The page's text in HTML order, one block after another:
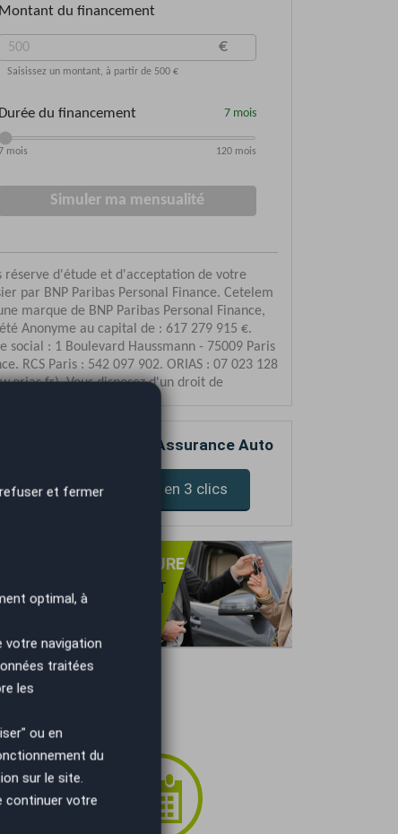
votre devis d’Assurance Auto
Devis assurance en 3 clics
DE VOTRE VOITURE
OBLIGATION D'ACHAT
GRATUITE
et fermer
optimal, à
votre navigation
traitées
les
ou en
du
sur le site.
continuer votre